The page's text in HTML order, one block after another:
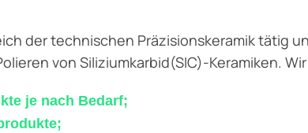
der technischen Präzisionskeramik tätig
von Siliziumkarbid(SIC)-Keramiken.
je nach Bedarf;